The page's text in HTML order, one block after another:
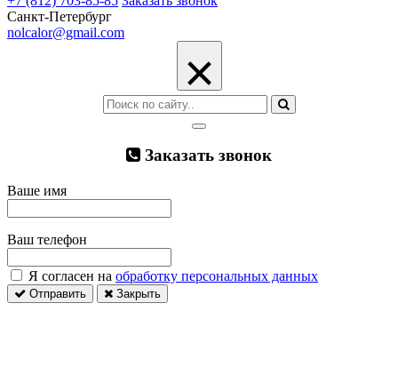
Санкт-Петербург
nolcalor@gmail.com
×
Заказать звонок
Ваше имя
Ваш телефон
Я согласен на обработку персональных данных
Отправить Закрыть